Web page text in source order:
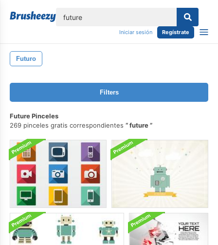
Iniciar sesión Regístrate
Futuro
Filters
Future Pinceles
269 pinceles gratis correspondientes
future